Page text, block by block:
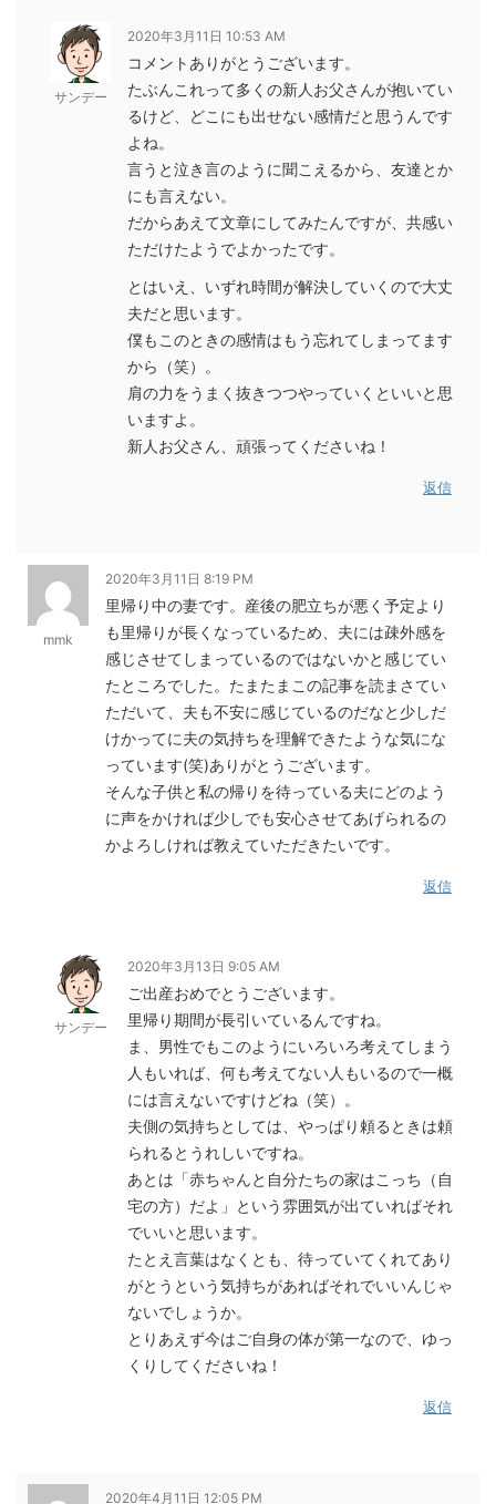
サンデー
2020年3月11日 10:53 AM
コメントありがとうございます。
たぶんこれって多くの新人お父さんが抱いてい
るけど、どこにも出せない感情だと思うんです
よね。
言うと泣き言のように聞こえるから、友達とか
にも言えない。
だからあえて文章にしてみたんですが、共感い
ただけたようでよかったです。
とはいえ、いずれ時間が解決していくので大丈
夫だと思います。
僕もこのときの感情はもう忘れてしまってます
から（笑）。
肩の力をうまく抜きつつやっていくといいと思
いますよ。
新人お父さん、頑張ってくださいね！
返信
mmk
2020年3月11日 8:19 PM
里帰り中の妻です。産後の肥立ちが悪く予定より
も里帰りが長くなっているため、夫には疎外感を
感じさせてしまっているのではないかと感じてい
たところでした。たまたまこの記事を読まさてい
ただいて、夫も不安に感じているのだなと少しだ
けかってに夫の気持ちを理解できたような気にな
っています(笑)ありがとうございます。
そんな子供と私の帰りを待っている夫にどのよう
に声をかければ少しでも安心させてあげられるの
かよろしければ教えていただきたいです。
返信
サンデー
2020年3月13日 9:05 AM
ご出産おめでとうございます。
里帰り期間が長引いているんですね。
ま、男性でもこのようにいろいろ考えてしまう
人もいれば、何も考えてない人もいるので一概
には言えないですけどね（笑）。
夫側の気持ちとしては、やっぱり頼るときは頼
られるとうれしいですね。
あとは「赤ちゃんと自分たちの家はこっち（自
宅の方）だよ」という雰囲気が出ていればそれ
でいいと思います。
たとえ言葉はなくとも、待っていてくれてあり
がとうという気持ちがあればそれでいいんじゃ
ないでしょうか。
とりあえず今はご自身の体が第一なので、ゆっ
くりしてくださいね！
返信
2020年4月11日 12:05 PM